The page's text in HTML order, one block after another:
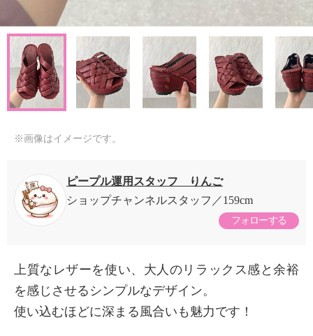
※画像はイメージです。
ピープル運用スタッフ りんご
ショップチャンネルスタッフ
159cm
フォローする
上質なレザーを使い、大人のリラックス感と余裕
を感じさせるシンプルなデザイン。
使い込むほどに深まる風合いも魅力です！